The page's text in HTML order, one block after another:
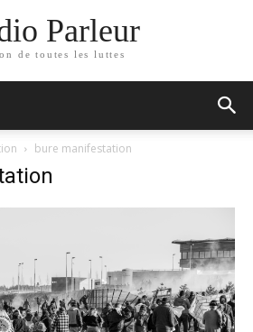
Parleur
de toutes les luttes
bure manifestation